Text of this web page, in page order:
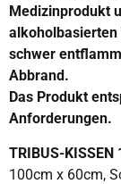
Medizinprodukt
schwer
Abbrand.
Das Produkt
Anforderungen.
TRIBUS-KISSEN
100cm x 60cm,